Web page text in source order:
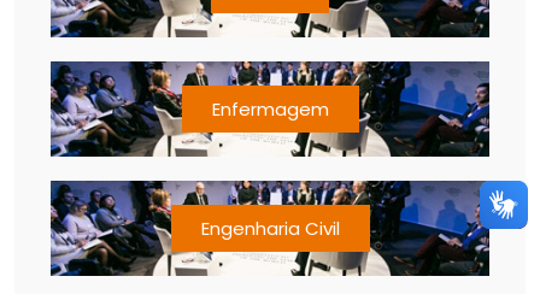
Enfermagem
Engenharia Civil